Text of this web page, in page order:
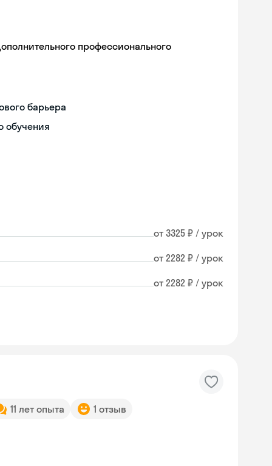
профессионального
барьера
обучения
от 3325 ₽ / урок
от 2282 ₽ / урок
от 2282 ₽ / урок
11 лет опыта 1 отзыв